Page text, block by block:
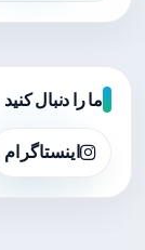
ما را دنبال کنید
اینستاگرام